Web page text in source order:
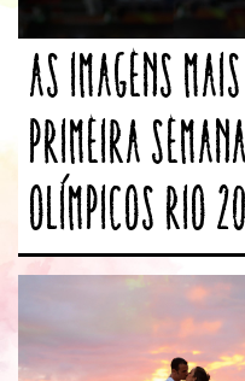
As imagens
primeira
Olímpicos Rio